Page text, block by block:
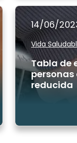
14/06/
Vida
Tabla de
reducida